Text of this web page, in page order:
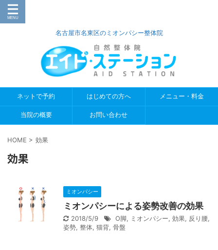
名古屋市名東区のミオンパシー整体院
ネットで予約 はじめての方へ メニュー・料金
当院の概要 お問い合わせ
HOME > 効果
効果
ミオンパシー
ミオンパシーによる姿勢改善の効果
2018/5/9 O脚, ミオンパシー, 効果, 反り腰,
姿勢, 整体, 猫背, 骨盤